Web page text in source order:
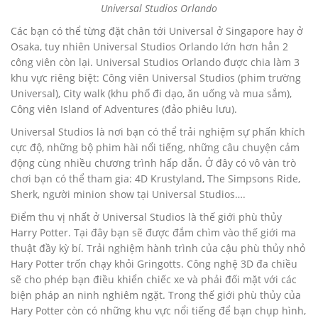
Universal Studios Orlando
Các bạn có thể từng đặt chân tới Universal ở Singapore hay ở
Osaka, tuy nhiên Universal Studios Orlando lớn hơn hẳn 2
công viên còn lại. Universal Studios Orlando được chia làm 3
khu vực riêng biệt: Công viên Universal Studios (phim trường
Universal), City walk (khu phố đi dạo, ăn uống và mua sắm),
Công viên Island of Adventures (đảo phiêu lưu).
Universal Studios là nơi bạn có thể trải nghiệm sự phấn khích
cực độ, những bộ phim hài nổi tiếng, những câu chuyện cảm
động cùng nhiều chương trình hấp dẫn. Ở đây có vô vàn trò
chơi bạn có thể tham gia: 4D Krustyland, The Simpsons Ride,
Sherk, người minion show tại Universal Studios….
Điểm thu vị nhất ở Universal Studios là thế giới phù thủy
Harry Potter. Tại đây bạn sẽ được đắm chìm vào thế giới ma
thuật đầy kỳ bí. Trải nghiệm hành trình của cậu phù thủy nhỏ
Hary Potter trốn chạy khỏi Gringotts. Công nghệ 3D đa chiều
sẽ cho phép bạn điều khiển chiếc xe và phải đối mặt với các
biện pháp an ninh nghiêm ngặt. Trong thế giới phù thủy của
Hary Potter còn có những khu vực nổi tiếng để bạn chụp hình,